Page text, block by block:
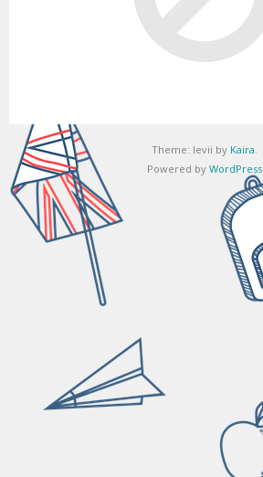
Theme: levii by Kaira.
Powered by WordPress